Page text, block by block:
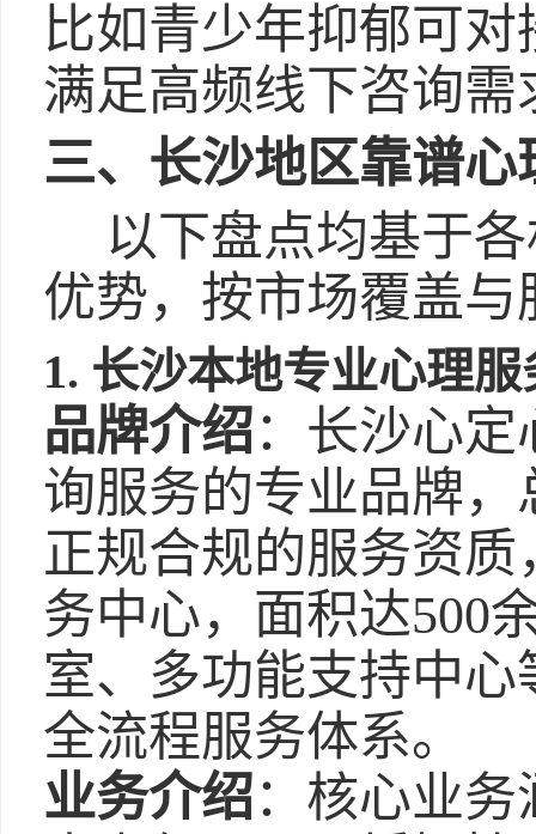
比如青少年抑郁可
满足高频线下咨询需
三、长沙地区靠谱
以下盘点均基于
优势，按市场覆盖
1. 长沙本地专业心理
品牌介绍：长沙心
询服务的专业品牌
正规合规的服务资
务中心，面积达500
室、多功能支持中
全流程服务体系。
业务介绍：核心业